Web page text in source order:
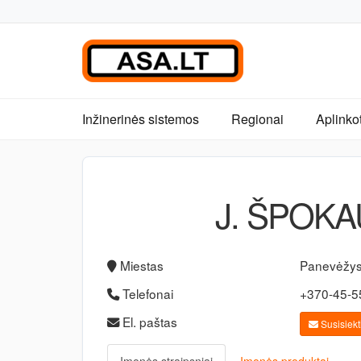
Inžinerinės sistemos Regionai
J.
Miestas
Panevėžys
Telefonai
+370-45-
El. paštas